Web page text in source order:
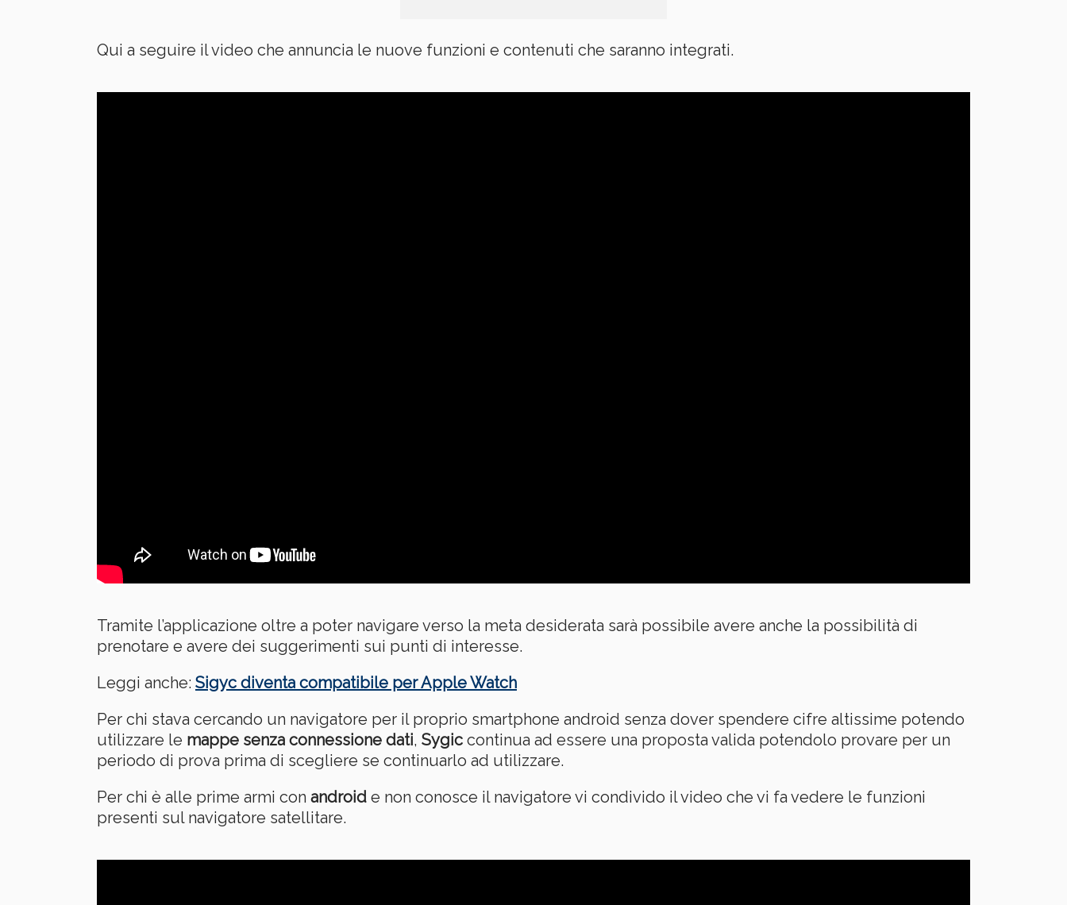
Qui a seguire il video che annuncia le nuove funzioni e contenuti che saranno integrati.
Tramite l’applicazione oltre a poter navigare verso la meta desiderata sarà possibile avere anche la possibilità di
prenotare e avere dei suggerimenti sui punti di interesse.
Leggi anche: Sigyc diventa compatibile per Apple Watch
Per chi stava cercando un navigatore per il proprio smartphone android senza dover spendere cifre altissime potendo
utilizzare le mappe senza connessione dati, Sygic continua ad essere una proposta valida potendolo provare per un
periodo di prova prima di scegliere se continuarlo ad utilizzare.
Per chi è alle prime armi con android e non conosce il navigatore vi condivido il video che vi fa vedere le funzioni
presenti sul navigatore satellitare.